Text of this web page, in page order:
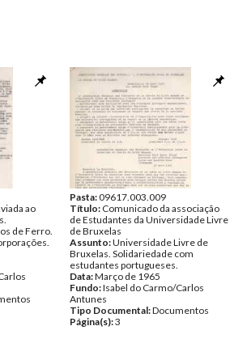
ao
de Ferro.
Pasta:09617.003.009
Título: Comunicado da associação
de Estudantes da Universidade Livre
de Bruxelas
Assunto:Universidade Livre de
Bruxelas. Solidariedade com
estudantes portugueses.
Data:Março de 1965
Fundo:Isabel do Carmo/Carlos
Antunes
Tipo Documental:Documentos
Página(s):3